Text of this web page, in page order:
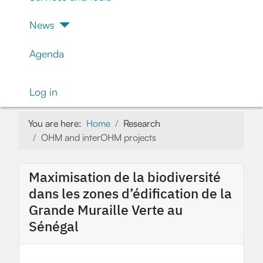
News
Agenda
Log in
You are here: Home
Research
OHM and interOHM projects
Maximisation de la biodiversité
dans les zones d’édification de la
Grande Muraille Verte au
Sénégal